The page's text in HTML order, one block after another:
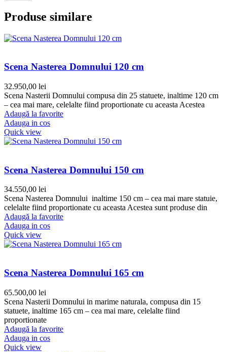
Produse similare
Scena Nasterea Domnului 120 cm
32.950,00 lei
Scena Nasterii Domnului compusa din 25 statuete, inaltime 120 cm
– cea mai mare, celelalte fiind proportionate cu aceasta Acestea
Adaugă la favorite
Adauga in cos
Quick view
Scena Nasterea Domnului 150 cm
34.550,00 lei
Scena Nasterea Domnului inaltime 150 cm – cea mai mare statuie,
celelalte fiind proportionate cu aceasta Acestea sunt produse din
Adaugă la favorite
Adauga in cos
Quick view
Scena Nasterea Domnului 165 cm
65.500,00 lei
Scena Nasterii Domnului in marime naturala, compusa din 15
statuete, inaltime 165 cm – cea mai mare, celelalte fiind
proportionate
Adaugă la favorite
Adauga in cos
Quick view